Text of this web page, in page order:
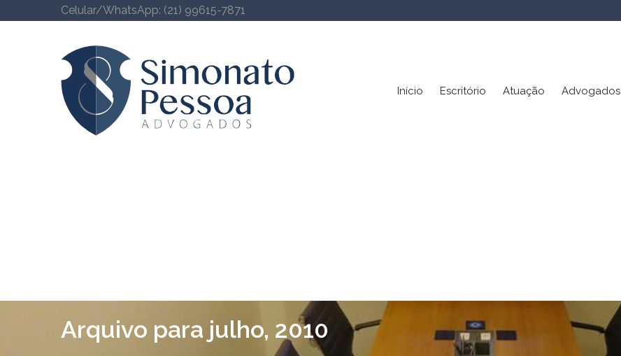
Celular/WhatsApp: (21) 99615-7871
Início Escritório Atuação Advogados
Arquivo para julho, 2010